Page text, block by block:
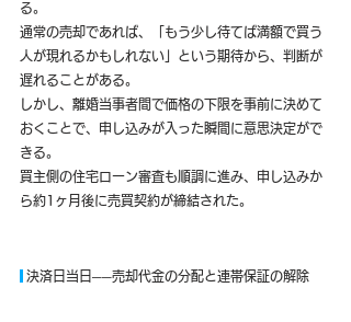
る。
通常の売却であれば、「もう少し待てば満額で買う
人が現れるかもしれない」という期待から、判断が
遅れることがある。
しかし、離婚当事者間で価格の下限を事前に決めて
おくことで、申し込みが入った瞬間に意思決定がで
きる。
買主側の住宅ローン審査も順調に進み、申し込みか
ら約1ヶ月後に売買契約が締結された。
決済日当日──売却代金の分配と連帯保証の解除